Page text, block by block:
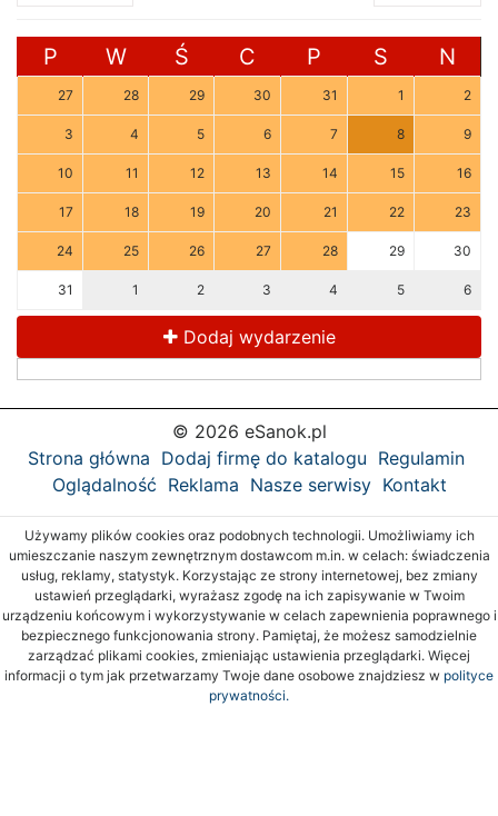
P W Ś C P S N
27 28 29 30 31 1 2
3 4 5 6 7 8 9
10 11 12 13 14 15 16
17 18 19 20 21 22 23
24 25 26 27 28 29 30
31 1 2 3 4 5 6
Dodaj wydarzenie
© 2026 eSanok.pl
Strona główna Dodaj firmę do katalogu Regulamin
Oglądalność Reklama Nasze serwisy Kontakt
Używamy plików cookies oraz podobnych technologii. Umożliwiamy ich
umieszczanie naszym zewnętrznym dostawcom m.in. w celach: świadczenia
usług, reklamy, statystyk. Korzystając ze strony internetowej, bez zmiany
ustawień przeglądarki, wyrażasz zgodę na ich zapisywanie w Twoim
urządzeniu końcowym i wykorzystywanie w celach zapewnienia poprawnego i
bezpiecznego funkcjonowania strony. Pamiętaj, że możesz samodzielnie
zarządzać plikami cookies, zmieniając ustawienia przeglądarki. Więcej
informacji o tym jak przetwarzamy Twoje dane osobowe znajdziesz w polityce
prywatności.